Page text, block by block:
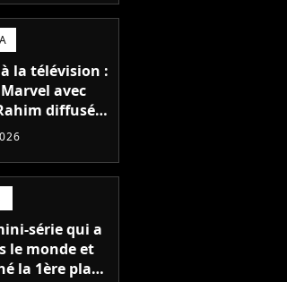
Disney
des
à la télévision :
avec
diffusé
série qui a
le monde et
la 1ère place